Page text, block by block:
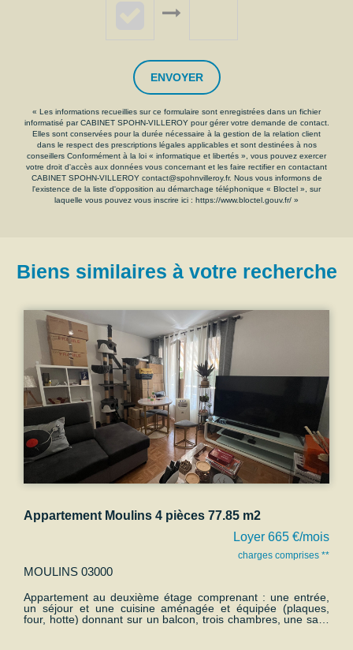
ENVOYER
« Les informations recueillies sur ce formulaire sont enregistrées dans un fichier
informatisé par CABINET SPOHN-VILLEROY pour gérer votre demande de contact.
Elles sont conservées pour la durée nécessaire à la gestion de la relation client
dans le respect des prescriptions légales applicables et sont destinées à nos
conseillers Conformément à la loi « informatique et libertés », vous pouvez exercer
votre droit d'accès aux données vous concernant et les faire rectifier en contactant
CABINET SPOHN-VILLEROY contact@spohnvilleroy.fr. Nous vous informons de
l'existence de la liste d'opposition au démarchage téléphonique « Bloctel », sur
laquelle vous pouvez vous inscrire ici : https://www.bloctel.gouv.fr/ »
Biens similaires à votre recherche
entrée,
salle
Studio non meublé - Centre-Ville
Loyer 359 €/
charges
MOULINS 03000
Avenue Meunier - Studio situé proche de la gare au
étage sans ascenseur comprenant une
pièce à vivre et une salle d'eau avec WC.